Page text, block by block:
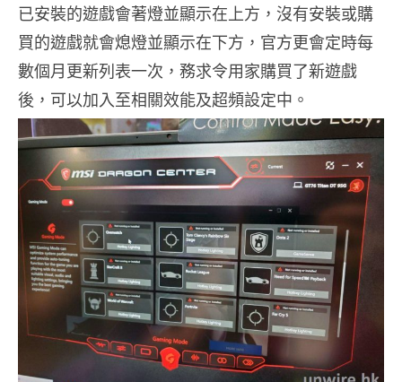
已安裝的遊戲會著燈並顯示在上方，沒有安裝或購
買的遊戲就會熄燈並顯示在下方，官方更會定時每
數個月更新列表一次，務求令用家購買了新遊戲
後，可以加入至相關效能及超頻設定中。